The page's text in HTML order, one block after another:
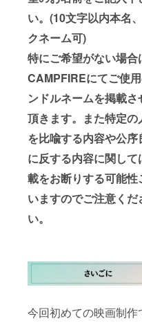
い。(10文字以内本名
クネーム可)
特にご希望がない場合
CAMPFIREにてご使
ンドルネームを掲載さ
頂きます。また特定の
を比喩する内容や公序
に反する内容に関して
載をお断りする可能性
いますのでご注意くだ
い。
今回初めての映画制作